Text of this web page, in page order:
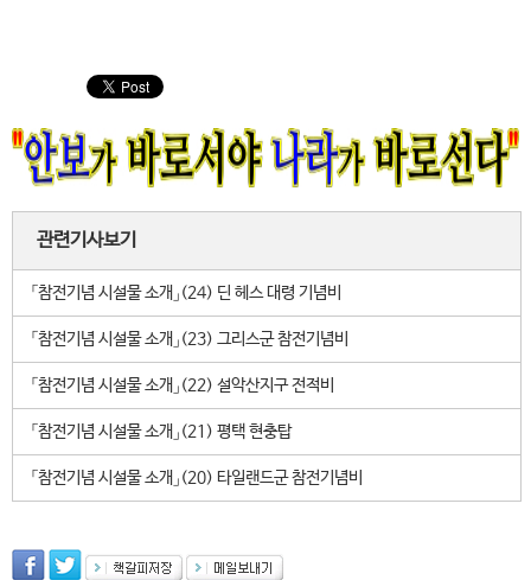
관련기사보기
「참전기념 시설물 소개」(24) 딘 헤스 대령 기념비
「참전기념 시설물 소개」(23) 그리스군 참전기념비
「참전기념 시설물 소개」(22) 설악산지구 전적비
「참전기념 시설물 소개」(21) 평택 현충탑
「참전기념 시설물 소개」(20) 타일랜드군 참전기념비